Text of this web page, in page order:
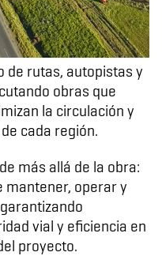
de rutas, autopistas y
obras que
la circulación y
cada región.
más allá de la obra:
mantener, operar y
vial y eficiencia en
proyecto.